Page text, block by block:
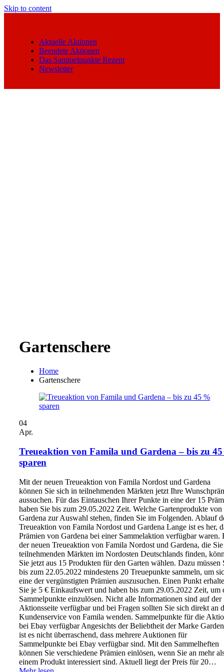
Skip to content
Aktuelle Aktionen
Beendete Aktionen
Das Sammelpunkte Rezept
Newsletter
Gartenschere
Home
Gartenschere
04
Apr.
Treueaktion von Famila und Gardena – bis zu
sparen
Mit der neuen Treueaktion von Famila Nordost und Gardena
können Sie sich in teilnehmenden Märkten jetzt Ihre
aussuchen. Für das Eintauschen Ihrer Punkte in eine der 15
haben Sie bis zum 29.05.2022 Zeit. Welche Gartenprodukte von
Gardena zur Auswahl stehen, finden Sie im Folgenden. Ablauf
Treueaktion von Famila Nordost und Gardena Lange ist es her,
Prämien von Gardena bei einer Sammelaktion verfügbar waren.
der neuen Treueaktion von Famila Nordost und Gardena, die
teilnehmenden Märkten im Nordosten Deutschlands finden,
Sie jetzt aus 15 Produkten für den Garten wählen. Dazu müssen
bis zum 22.05.2022 mindestens 20 Treuepunkte sammeln, um
eine der vergünstigten Prämien auszusuchen. Einen Punkt
Sie je 5 € Einkaufswert und haben bis zum 29.05.2022 Zeit, um
Sammelpunkte einzulösen. Nicht alle Informationen sind auf der
Aktionsseite verfügbar und bei Fragen sollten Sie sich direkt an
Kundenservice von Famila wenden. Sammelpunkte für die
bei Ebay verfügbar Angesichts der Beliebtheit der Marke
ist es nicht überraschend, dass mehrere Auktionen für
Sammelpunkte bei Ebay verfügbar sind. Mit den Sammelheften
können Sie verschiedene Prämien einlösen, wenn Sie an mehr
einem Produkt interessiert sind. Aktuell liegt der Preis für 20…